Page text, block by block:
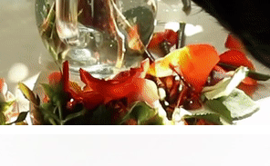
게 가시 제거에 유의해주시고, 꼭 잎을 제거해 관상해
을 경우 관상기간이 짧아지며 물내림의 원인이 될 수
떡잎은 제거하지않고 발송됩니다. 구매시 유의하여